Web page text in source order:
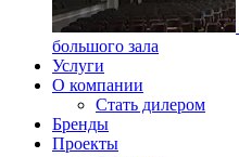
большого зала
Услуги
О компании
Стать дилером
Бренды
Проекты